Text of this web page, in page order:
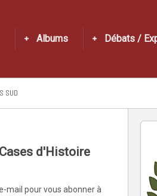
Albums Débats /
SUD
d'Histoire
mail pour vous abonner à